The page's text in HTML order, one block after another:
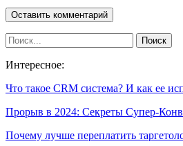
Интересное:
Что такое CRM система? И как ее
Прорыв в 2024: Секреты Супер-
Почему лучше переплатить